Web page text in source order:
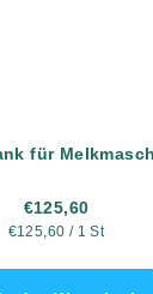
für
€125,60
Verkaufspreis:
€125,60 / 1 St